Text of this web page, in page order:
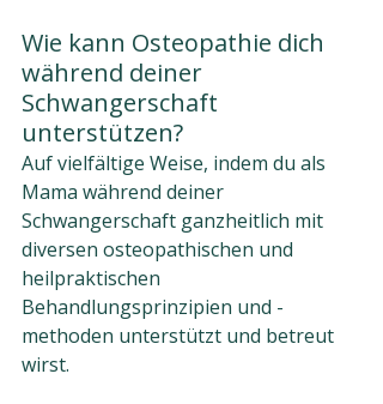
Wie kann Osteopathie dich
während deiner
Schwangerschaft
unterstützen?
Auf vielfältige Weise, indem du als
Mama während deiner
Schwangerschaft ganzheitlich mit
diversen osteopathischen und
heilpraktischen
Behandlungsprinzipien und -
methoden unterstützt und betreut
wirst.